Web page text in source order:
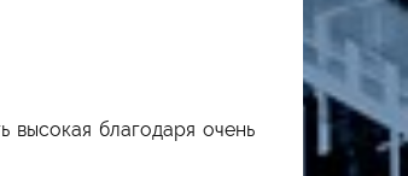
высокая благодаря очень